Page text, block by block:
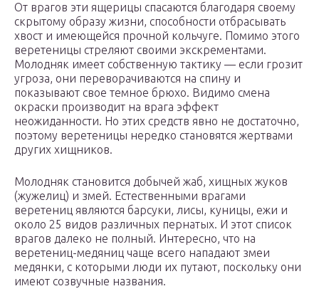
От врагов эти ящерицы спасаются благодаря своему
скрытому образу жизни, способности отбрасывать
хвост и имеющейся прочной кольчуге. Помимо этого
веретеницы стреляют своими экскрементами.
Молодняк имеет собственную тактику — если грозит
угроза, они переворачиваются на спину и
показывают свое темное брюхо. Видимо смена
окраски производит на врага эффект
неожиданности. Но этих средств явно не достаточно,
поэтому веретеницы нередко становятся жертвами
других хищников.
Молодняк становится добычей жаб, хищных жуков
(жужелиц) и змей. Естественными врагами
веретениц являются барсуки, лисы, куницы, ежи и
около 25 видов различных пернатых. И этот список
врагов далеко не полный. Интересно, что на
веретениц-медяниц чаще всего нападают змеи
медянки, с которыми люди их путают, поскольку они
имеют созвучные названия.